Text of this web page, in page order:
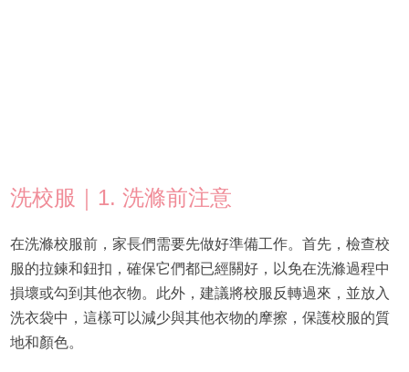
洗校服｜1. 洗滌前注意
在洗滌校服前，家長們需要先做好準備工作。首先，檢查校
服的拉鍊和鈕扣，確保它們都已經關好，以免在洗滌過程中
損壞或勾到其他衣物。此外，建議將校服反轉過來，並放入
洗衣袋中，這樣可以減少與其他衣物的摩擦，保護校服的質
地和顏色。